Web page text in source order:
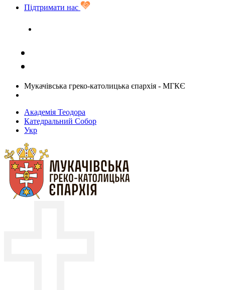
Підтримати нас
Мукачівська греко-католицька єпархія - МГКЄ
Академія Теодора
Катедральний Собор
Укр